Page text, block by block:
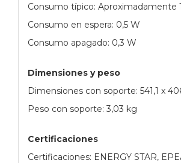
Consumo típico: Aproximadamente
Consumo en espera: 0,5 W
Consumo apagado: 0,3 W
Dimensiones y peso
Dimensiones con soporte: 541,1 x
Peso con soporte: 3,03 kg
Certificaciones
Certificaciones: ENERGY STAR,